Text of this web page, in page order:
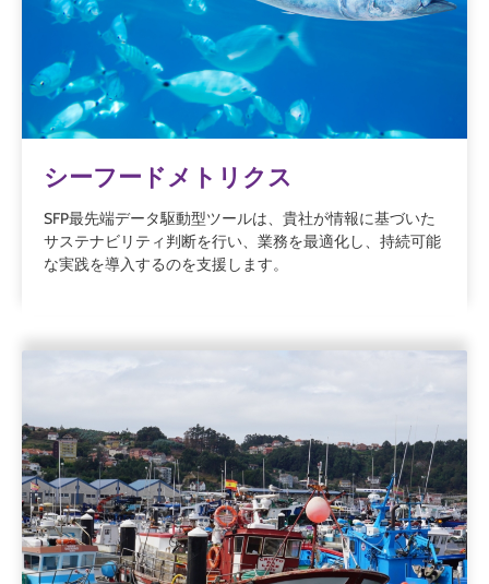
シーフードメトリクス
SFP最先端データ駆動型ツールは、貴社が情報に基づいた
サステナビリティ判断を行い、業務を最適化し、持続可能
な実践を導入するのを支援します。